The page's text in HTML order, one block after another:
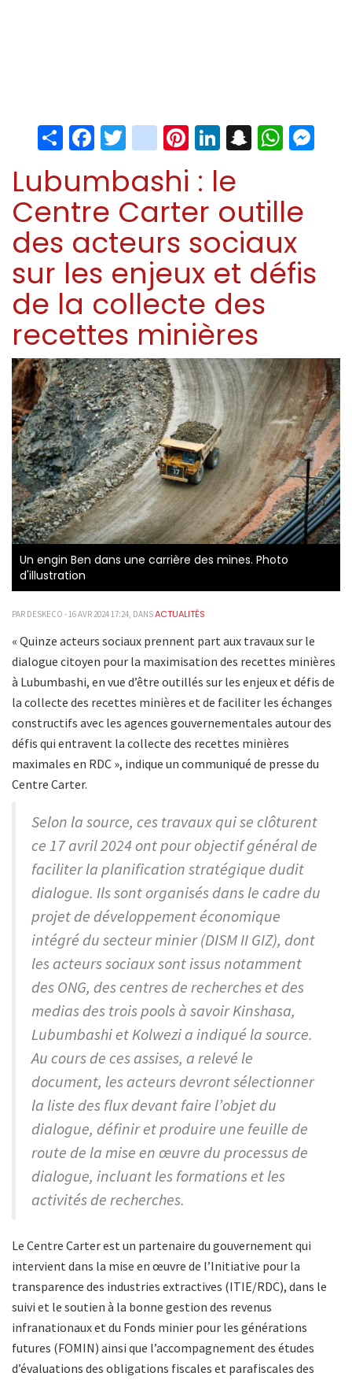
ShareFacebook
Twitter
instagram
Pinterest
LinkedIn
Snapchat
Lubumbashi : le
Centre Carter outille
des acteurs sociaux
sur les enjeux et défis
de la collecte des
recettes minières
Un engin Ben dans une carrière des mines. Photo
d'illustration
PAR DESKECO - 16 AVR 2024 17:24, DANSACTUALITÉS
« Quinze acteurs sociaux prennent part aux travaux sur le
dialogue citoyen pour la maximisation des recettes minières
à Lubumbashi, en vue d’être outillés sur les enjeux et défis de
la collecte des recettes minières et de faciliter les échanges
constructifs avec les agences gouvernementales autour des
défis qui entravent la collecte des recettes minières
maximales en RDC », indique un communiqué de presse du
Centre Carter.
Selon la source, ces travaux qui se clôturent
ce 17 avril 2024 ont pour objectif général de
faciliter la planification stratégique dudit
dialogue. Ils sont organisés dans le cadre du
projet de développement économique
intégré du secteur minier (DISM II GIZ), dont
les acteurs sociaux sont issus notamment
des ONG, des centres de recherches et des
medias des trois pools à savoir Kinshasa,
Lubumbashi et Kolwezi a indiqué la source.
Au cours de ces assises, a relevé le
document, les acteurs devront sélectionner
la liste des flux devant faire l’objet du
dialogue, définir et produire une feuille de
route de la mise en œuvre du processus de
dialogue, incluant les formations et les
activités de recherches.
Le Centre Carter est un partenaire du gouvernement qui
intervient dans la mise en œuvre de l’Initiative pour la
transparence des industries extractives (ITIE/RDC), dans le
suivi et le soutien à la bonne gestion des revenus
infranationaux et du Fonds minier pour les générations
futures (FOMIN) ainsi que l’accompagnement des études
d’évaluations des obligations fiscales et parafiscales des